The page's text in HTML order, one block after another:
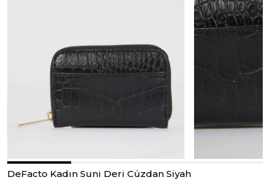
DeFacto Kadın Suni Deri Cüzdan Siyah